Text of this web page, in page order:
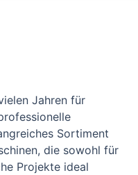
Jahren für
Sortiment
die sowohl für
Projekte ideal